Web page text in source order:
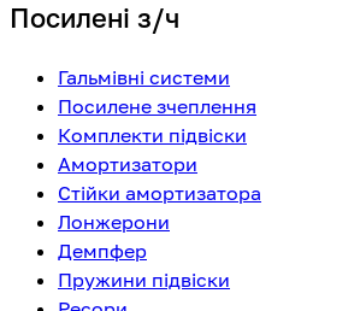
Посилені з/ч
Гальмівні системи
Посилене зчеплення
Комплекти підвіски
Амортизатори
Стійки амортизатора
Лонжерони
Демпфер
Пружини підвіски